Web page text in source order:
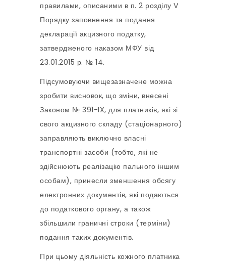
правилами, описаними в п. 2 розділу V
Порядку заповнення та подання
декларації акцизного податку,
затвердженого наказом МФУ від
23.01.2015 р. № 14.
Підсумовуючи вищезазначене можна
зробити висновок, що зміни, внесені
Законом № 391-IX, для платників, які зі
свого акцизного складу (стаціонарного)
заправляють виключно власні
транспортні засоби (тобто, які не
здійснюють реалізацію пального іншим
особам), принесли зменшення обсягу
електронних документів, які подаються
до податкового органу, а також
збільшили граничні строки (терміни)
подання таких документів.
При цьому діяльність кожного платника